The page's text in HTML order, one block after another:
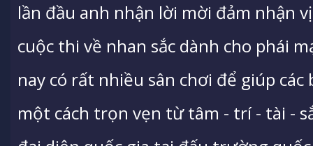
lần đầu anh nhận lời mời đảm nhận
cuộc thi về nhan sắc dành cho phái
nay có rất nhiều sân chơi để giúp
một cách trọn vẹn từ tâm - trí - tài -